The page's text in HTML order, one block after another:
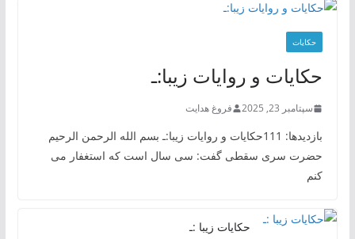
حکایات
حکایات و روایات زیبا:ـ
سپتامبر 23, 2025 فروغ هدایت
بازدیدها: 111حکایات و روایات زیبا:ـ بسم الله الرحمن الرحیم
حضرت سری سقطی گفت: سی سال است که استغفار می
کنم
حکایات زیبا :ـ